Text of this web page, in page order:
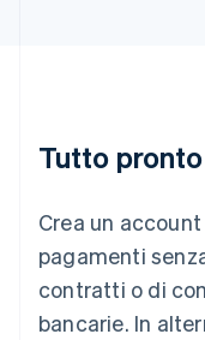
Tutto
Crea un
pagamenti
contratti o di
bancarie. In
Lituania
Lussemburgo
Deutsch
Malaysia
English 简体中文
Malta